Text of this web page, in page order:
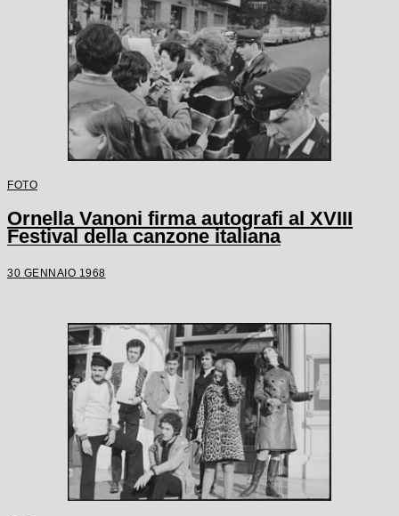
FOTO
Ornella Vanoni firma autografi al XVIII
Festival della canzone italiana
30 GENNAIO 1968